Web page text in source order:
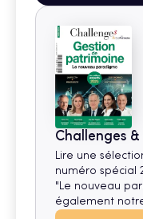
Challenges
Lire une
numéro spécial
"Le nouveau
également